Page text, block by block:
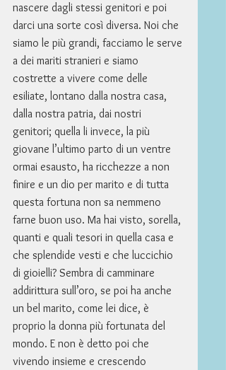
nascere dagli stessi genitori e poi
darci una sorte così diversa. Noi che
siamo le più grandi, facciamo le serve
a dei mariti stranieri e siamo
costrette a vivere come delle
esiliate, lontano dalla nostra casa,
dalla nostra patria, dai nostri
genitori; quella li invece, la più
giovane l’ultimo parto di un ventre
ormai esausto, ha ricchezze a non
finire e un dio per marito e di tutta
questa fortuna non sa nemmeno
farne buon uso. Ma hai visto, sorella,
quanti e quali tesori in quella casa e
che splendide vesti e che luccichio
di gioielli? Sembra di camminare
addirittura sull’oro, se poi ha anche
un bel marito, come lei dice, è
proprio la donna più fortunata del
mondo. E non è detto poi che
vivendo insieme e crescendo